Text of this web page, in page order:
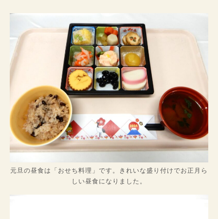
元旦の昼食は「おせち料理」です。きれいな盛り付けでお正月ら
しい昼食になりました。